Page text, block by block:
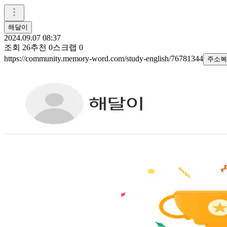
해달이
2024.09.07 08:37
조회 26추천 0스크랩 0
https://community.memory-word.com/study-english/76781344 주소